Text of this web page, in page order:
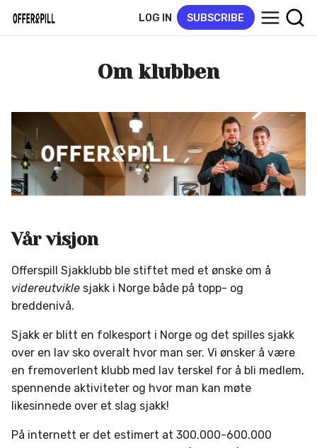
LOG IN SUBSCRIBE
Om klubben
Vår visjon
Offerspill Sjakklubb ble stiftet med et ønske om å
videreutvikle sjakk i Norge både på topp- og
breddenivå.
Sjakk er blitt en folkesport i Norge og det spilles sjakk
over en lav sko overalt hvor man ser. Vi ønsker å være
en fremoverlent klubb med lav terskel for å bli medlem,
spennende aktiviteter og hvor man kan møte
likesinnede over et slag sjakk!
På internett er det estimert at 300.000-600.000